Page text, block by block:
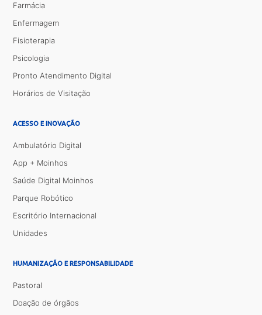
Farmácia
Enfermagem
Fisioterapia
Psicologia
Pronto Atendimento Digital
Horários de Visitação
ACESSO E INOVAÇÃO
Ambulatório Digital
App + Moinhos
Saúde Digital Moinhos
Parque Robótico
Escritório Internacional
Unidades
HUMANIZAÇÃO E RESPONSABILIDADE
Pastoral
Doação de órgãos